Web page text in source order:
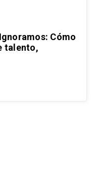
Cómo
talento,